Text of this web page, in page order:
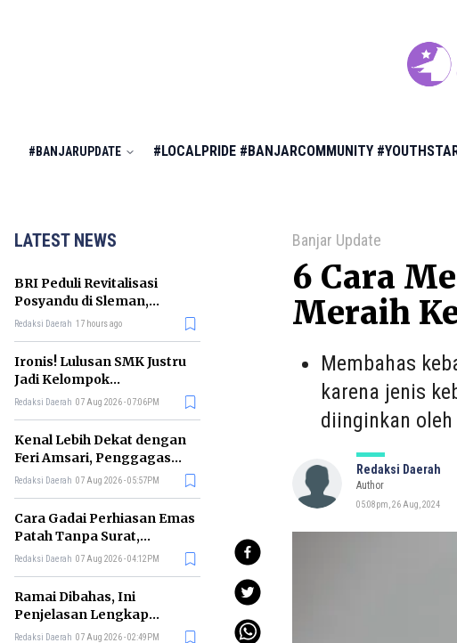
#BANJARUPDATE #LOCALPRIDE #BANJARCOMMUNITY
LATEST NEWS
BRI Peduli Revitalisasi
Posyandu di Sleman,
Dorong Penurunan
Redaksi Daerah 17 hours ago
Ironis! Lulusan SMK Justru
Jadi Kelompok
Pengangguran Terbanyak
Redaksi Daerah 07 Aug 2026 - 07:06PM
Kenal Lebih Dekat dengan
Feri Amsari, Penggagas
Kabinet Bayangan
Redaksi Daerah 07 Aug 2026 - 05:57PM
Cara Gadai Perhiasan Emas
Patah Tanpa Surat,
Ternyata Tetap Bisa!
Redaksi Daerah 07 Aug 2026 - 04:12PM
Ramai Dibahas, Ini
Penjelasan Lengkap
tentang Konsep Kabinet
Redaksi Daerah 07 Aug 2026 - 02:49PM
Banjar Update
6 Cara
Meraih
Membahas
karena jenis
diinginkan
Redaksi Daerah
Author
05:08pm, 26 Aug, 2024